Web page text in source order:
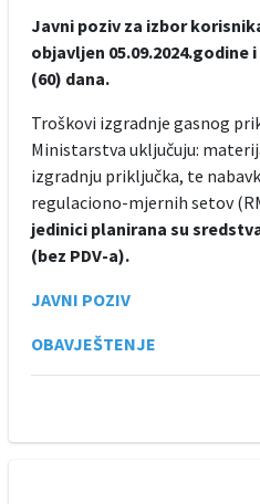
Javni poziv za izbor
objavljen
(60) dana.
Troškovi izgradnje gasnog
Ministarstva uključuju:
izgradnju priključka, te
regulaciono-mjernih setov
jedinici planirana su
(bez PDV-a).
JAVNI POZIV
OBAVJEŠTENJE